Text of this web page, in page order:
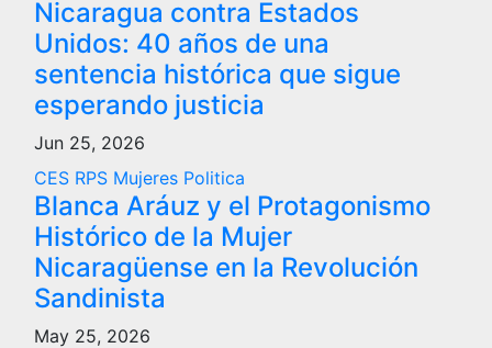
Nicaragua contra Estados
Unidos: 40 años de una
sentencia histórica que sigue
esperando justicia
Jun 25, 2026
CES RPS Mujeres Politica
Blanca Aráuz y el Protagonismo
Histórico de la Mujer
Nicaragüense en la Revolución
Sandinista
May 25, 2026